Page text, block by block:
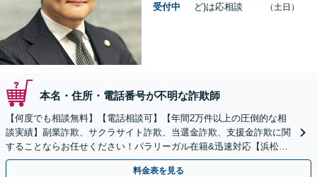
受付中
ど)は応相談
（土日）
本名・住所・電話番号が不明な詐欺師
【何度でも相談無料】【電話相談可】【年間2万件以上の圧倒的な相
談実績】副業詐欺、サクラサイト詐欺、当選金詐欺、支援金詐欺に関
することならお任せください！パラリーガル在籍&迅速対応【浜松町
駅1分】※結婚詐欺・ロマンス詐欺に関するご相談はお断り
料金表を見る